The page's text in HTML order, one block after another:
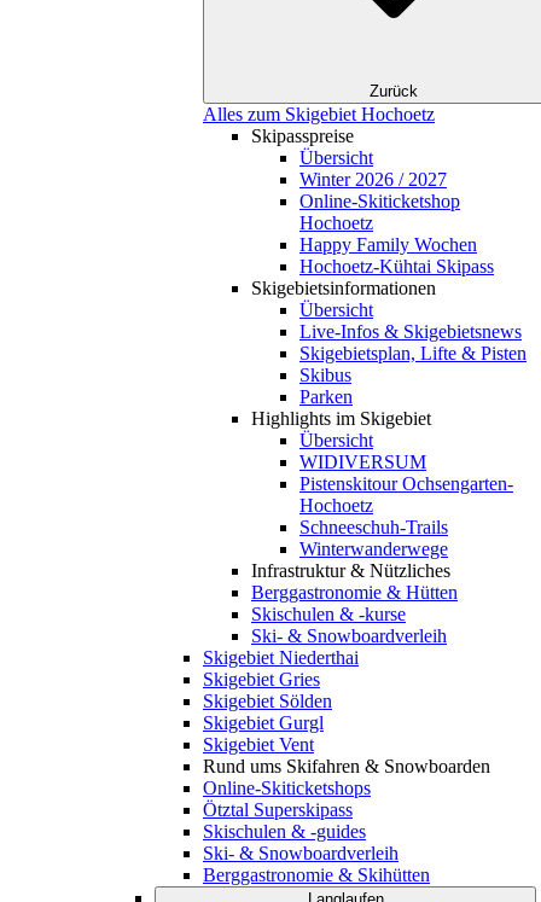
Zurück
Alles zum Skigebiet Hochoetz
Skipasspreise
Übersicht
Winter 2026 / 2027
Online-Skiticketshop
Hochoetz
Happy Family Wochen
Hochoetz-Kühtai Skipass
Skigebietsinformationen
Übersicht
Live-Infos & Skigebietsnews
Skigebietsplan, Lifte & Pisten
Skibus
Parken
Highlights im Skigebiet
Übersicht
WIDIVERSUM
Pistenskitour Ochsengarten-
Hochoetz
Schneeschuh-Trails
Winterwanderwege
Infrastruktur & Nützliches
Berggastronomie & Hütten
Skischulen & -kurse
Ski- & Snowboardverleih
Skigebiet Niederthai
Skigebiet Gries
Skigebiet Sölden
Skigebiet Gurgl
Skigebiet Vent
Rund ums Skifahren & Snowboarden
Online-Skiticketshops
Ötztal Superskipass
Skischulen & -guides
Ski- & Snowboardverleih
Berggastronomie & Skihütten